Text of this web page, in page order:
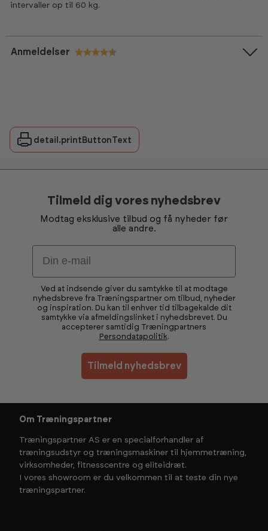
intervaller op til 60 kg.
Anmeldelser
detail.printButtonText
Tilmeld dig vores nyhedsbrev
Modtag eksklusive tilbud og få nyheder før
alle andre.
Email
Ved at indsende giver du samtykke til at modtage
nyhedsbreve fra Træningspartner om tilbud, nyheder
og inspiration. Du kan til enhver tid tilbagekalde dit
samtykke via afmeldingslinket i nyhedsbrevet. Du
accepterer samtidig Træningpartners
Persondatapolitik.
Tilmeld nyhedsbrev
Om Træningspartner
Træningspartner AS er en specialforhandler af
træningsudstyr og træningsmaskiner til hjemmetræning,
virksomheder, fitnesscentre og eliteidræt.
I vores showroom er du velkommen til at teste din nye
træningspartner.